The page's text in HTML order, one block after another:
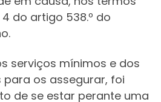
do artigo 538.º do
serviços mínimos e dos
os assegurar, foi
de se estar perante uma